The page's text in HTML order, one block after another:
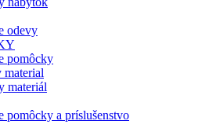
odevy
pomôcky
materiál
pomôcky a príslušenstvo